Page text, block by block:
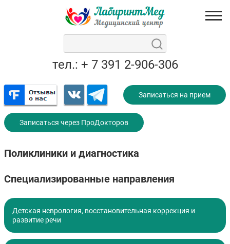
тел.: + 7 391 2-906-306
Записаться на прием
Записаться через ПроДокторов
Поликлиники и диагностика
Специализированные направления
Детская неврология, восстановительная коррекция и
развитие речи